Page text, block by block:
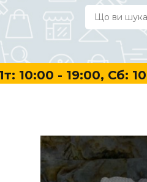
- 19:00, Сб: